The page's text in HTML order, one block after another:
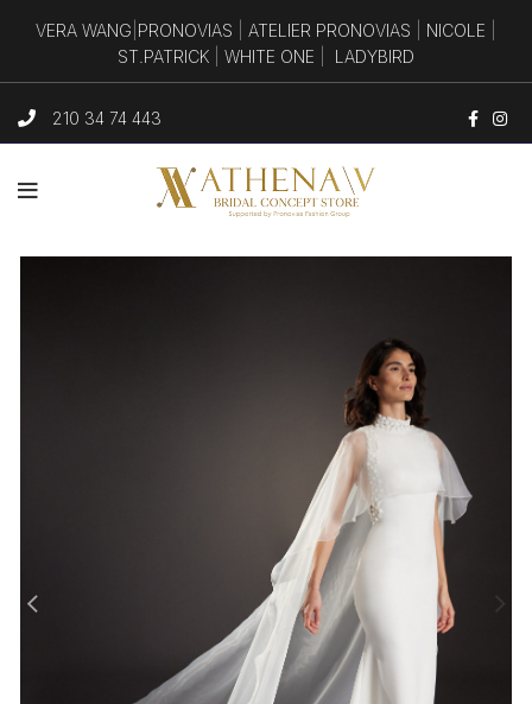
210 34 74 443
VERA WANG PRONOVIAS ATELIER PRONOVIAS NICOLE
ST.PATRICK
WHITE ONE LADYBIRD